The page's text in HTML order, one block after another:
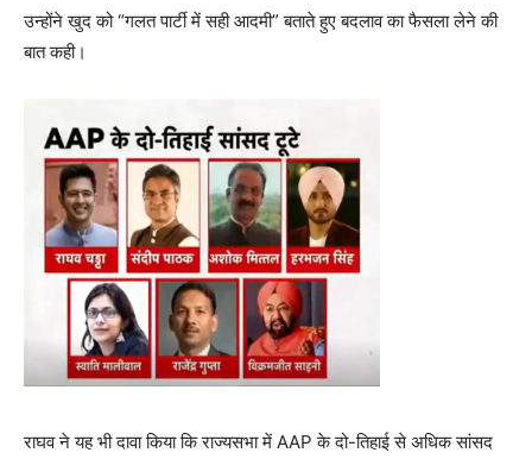
उन्होंने खुद को “गलत पार्टी में सही आदमी” बताते हुए बदलाव का फैसला लेने की
बात कही।
राघव ने यह भी दावा किया कि राज्यसभा में AAP के दो-तिहाई से अधिक सांसद